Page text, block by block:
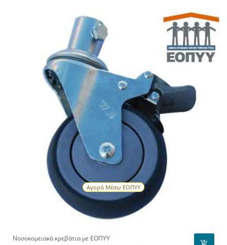
Αγορά Μέσω ΕΟΠΥΥ
Νοσοκομειακά κρεβάτια με ΕΟΠΥΥ